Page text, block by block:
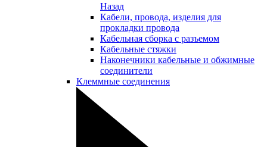
Назад
Кабели, провода, изделия для
прокладки провода
Кабельная сборка с разъемом
Кабельные стяжки
Наконечники кабельные и обжимные
соединители
Клеммные соединения